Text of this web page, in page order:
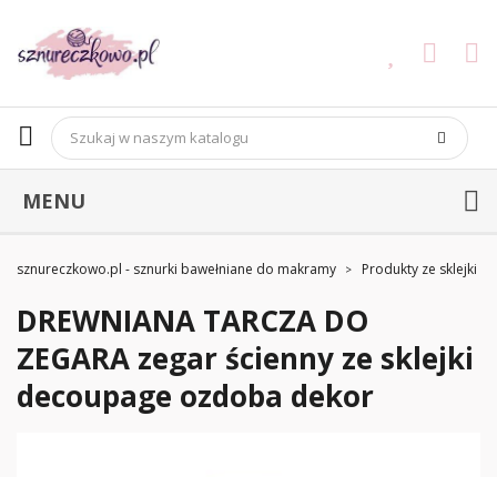
MENU
sznureczkowo.pl - sznurki bawełniane do makramy Produkty ze sklejki
DREWNIANA TARCZA DO
ZEGARA zegar ścienny ze sklejki
decoupage ozdoba dekor